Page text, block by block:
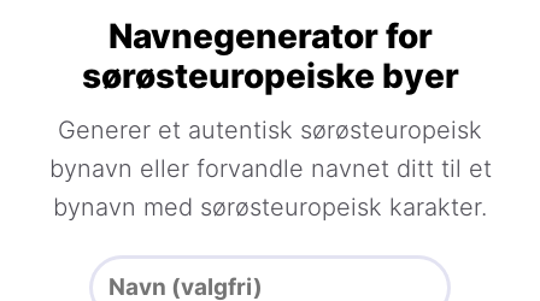
Navnegenerator for
sørøsteuropeiske byer
Generer et autentisk sørøsteuropeisk
bynavn eller forvandle navnet ditt til et
bynavn med sørøsteuropeisk karakter.